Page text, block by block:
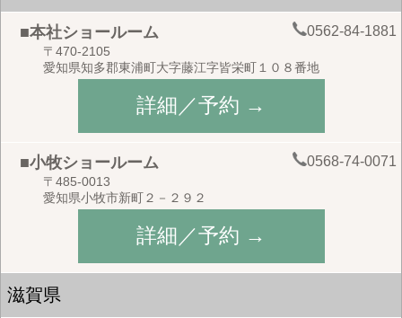
■本社ショールーム 0562-84-1881
〒470-2105
愛知県知多郡東浦町大字藤江字皆栄町１０８番地
詳細／予約 →
■小牧ショールーム 0568-74-0071
〒485-0013
愛知県小牧市新町２－２９２
詳細／予約 →
滋賀県